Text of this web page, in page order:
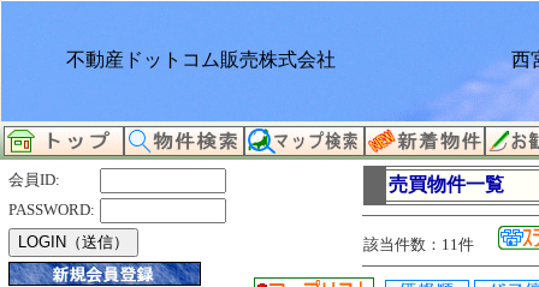
不動産ドットコム販売株式会社 西
会員ID:
PASSWORD:
売買物件一覧
該当件数：11件